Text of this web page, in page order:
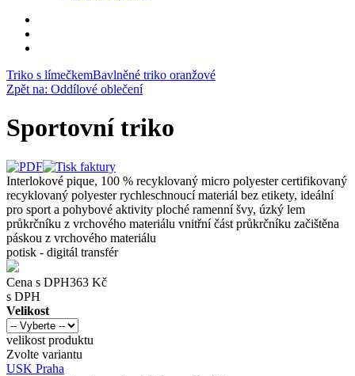
Triko s límečkemBavlněné triko oranžové
Zpět na: Oddílové oblečení
Sportovní triko
Interlokové pique, 100 % recyklovaný micro polyester certifikovaný
recyklovaný polyester rychleschnoucí materiál bez etikety, ideální
pro sport a pohybové aktivity ploché ramenní švy, úzký lem
průkrčníku z vrchového materiálu vnitřní část průkrčníku začištěna
páskou z vrchového materiálu
potisk - digitál transfér
Cena s DPH363 Kč
s DPH
Velikost
velikost produktu
Zvolte variantu
USK Praha